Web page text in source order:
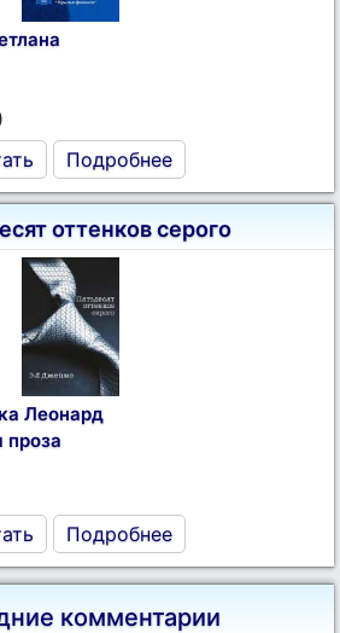
Подробнее
оттенков серого
Леонард
проза
Подробнее
комментарии